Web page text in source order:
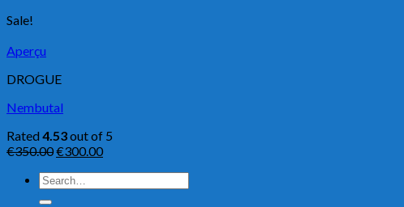
Sale!
Aperçu
DROGUE
Nembutal
Rated4.53out of 5
€350.00€300.00
Search
for: